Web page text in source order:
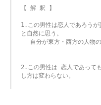
【 解 釈 】
1.この男性は恋人であろう
と自然に思う。
自分が東方・西方の人物
2.この男性は 恋人であって
し方は変わらない。